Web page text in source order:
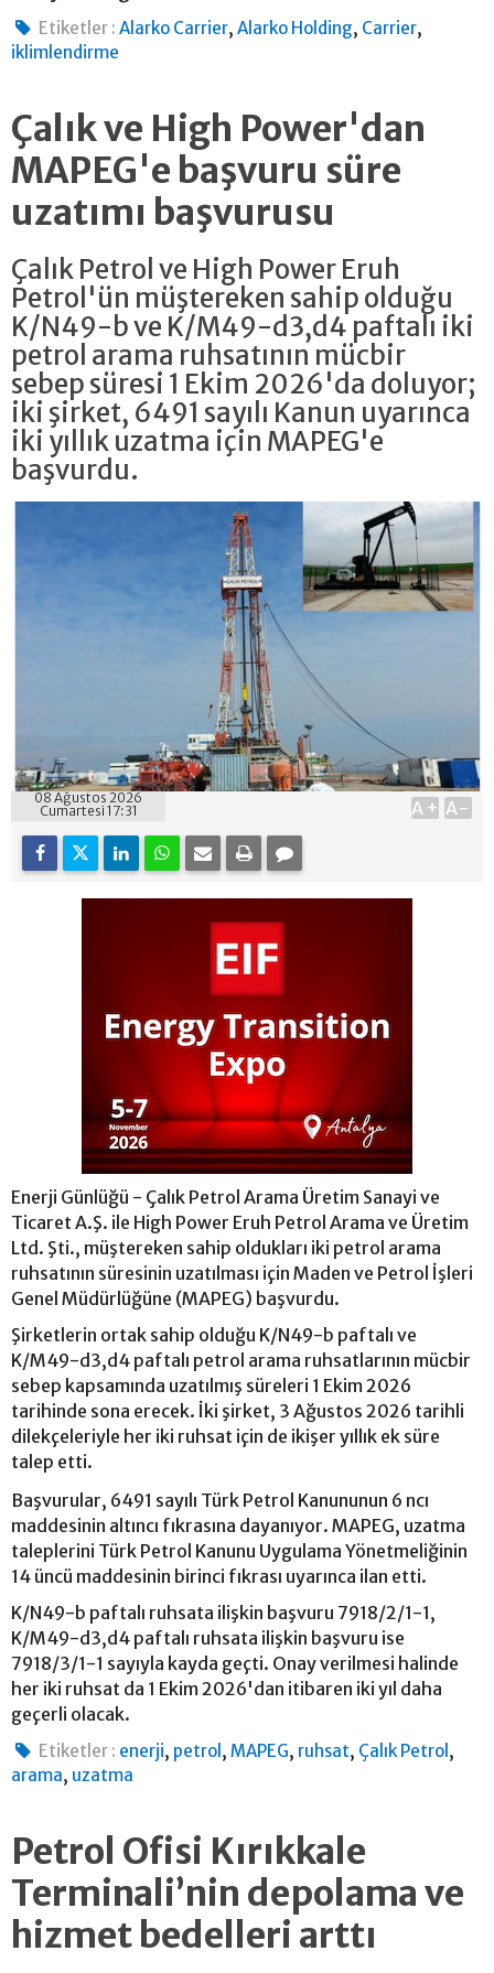
Etiketler : Alarko Carrier,Alarko Holding, Carrier,
iklimlendirme
Çalık ve High Power'dan
MAPEG'e başvuru süre
uzatımı başvurusu
Çalık Petrol ve High Power Eruh
Petrol'ün müştereken sahip olduğu
K/N49-b ve K/M49-d3,d4 paftalı iki
petrol arama ruhsatının mücbir
sebep süresi 1 Ekim 2026'da doluyor;
iki şirket, 6491 sayılı Kanun uyarınca
iki yıllık uzatma için MAPEG'e
başvurdu.
08 Ağustos 2026
Cumartesi 17:31
A+ A-
Enerji Günlüğü - Çalık Petrol Arama Üretim Sanayi ve
Ticaret A.Ş. ile High Power Eruh Petrol Arama ve Üretim
Ltd. Şti., müştereken sahip oldukları iki petrol arama
ruhsatının süresinin uzatılması için Maden ve Petrol İşleri
Genel Müdürlüğüne (MAPEG) başvurdu.
Şirketlerin ortak sahip olduğu K/N49-b paftalı ve
K/M49-d3,d4 paftalı petrol arama ruhsatlarının mücbir
sebep kapsamında uzatılmış süreleri 1 Ekim 2026
tarihinde sona erecek. İki şirket, 3 Ağustos 2026 tarihli
dilekçeleriyle her iki ruhsat için de ikişer yıllık ek süre
talep etti.
Başvurular, 6491 sayılı Türk Petrol Kanununun 6 ncı
maddesinin altıncı fıkrasına dayanıyor. MAPEG, uzatma
taleplerini Türk Petrol Kanunu Uygulama Yönetmeliğinin
14 üncü maddesinin birinci fıkrası uyarınca ilan etti.
K/N49-b paftalı ruhsata ilişkin başvuru 7918/2/1-1,
K/M49-d3,d4 paftalı ruhsata ilişkin başvuru ise
7918/3/1-1 sayıyla kayda geçti. Onay verilmesi halinde
her iki ruhsat da 1 Ekim 2026'dan itibaren iki yıl daha
geçerli olacak.
Etiketler : enerji, petrol ,MAPEG, ruhsat, Çalık Petrol ,
arama, uzatma
Petrol Ofisi Kırıkkale
Terminali’nin depolama ve
hizmet bedelleri arttı